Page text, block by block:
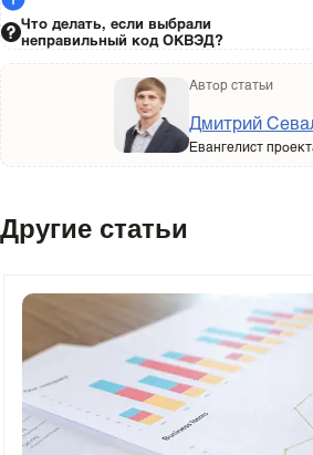
Что делать, если выбрали
неправильный код ОКВЭД?
Автор статьи
Дмитрий
Евангелист
Другие статьи